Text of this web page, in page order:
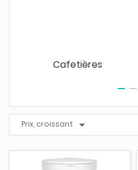
Cafetières
Prix, croissant 